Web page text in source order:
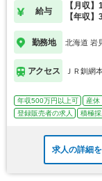
給与
【月収
【年収
勤務地 北海道 岩
アクセス ＪＲ釧網
年収500万円以上可 産休
登録販売者の求人
積極
求人の詳細